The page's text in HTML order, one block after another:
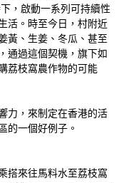
，啟動一系列可持續性
活。時至今日，村附近
黃、生姜、冬瓜、甚至
通過這個契機，旗下如
荔枝窩農作物的可能
力，來制定在香港的活
的一個好例子。
搭來往馬料水至荔枝窩